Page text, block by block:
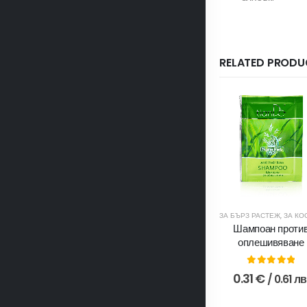
RELATED
ЗА БЪРЗ РАСТЕЖ, ЗА
Шампоан
оплешивяване
out of 5
0.31€/ 0.61